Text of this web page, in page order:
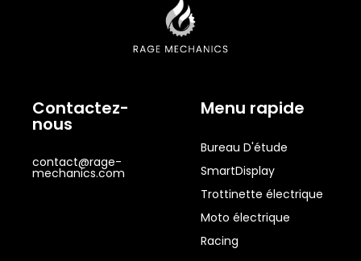
Contactez-
nous
contact@rage-
mechanics.com
Menu rapide
Bureau D'étude
SmartDisplay
Trottinette électrique
Moto électrique
Racing